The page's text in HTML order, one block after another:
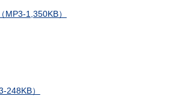
1,350KB）
248KB）